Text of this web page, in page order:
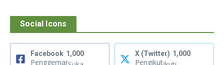
Social Icons
Facebook 1,000
Penggemar
X (Twitter) 1,000
Pengikut